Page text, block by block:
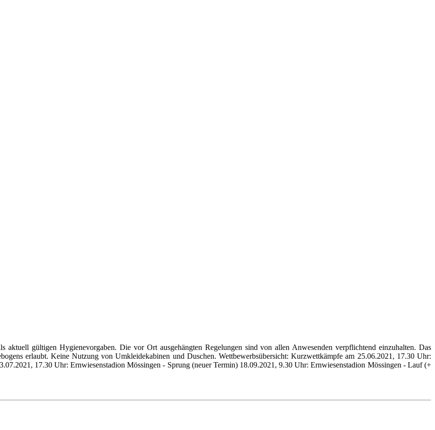
aktuell gültigen Hygienevorgaben. Die vor Ort ausgehängten Regelungen sind von allen Anwesenden verpflichtend einzuhalten. Das
erlaubt. Keine Nutzung von Umkleidekabinen und Duschen. Wettbewerbsübersicht: Kurzwettkämpfe am 25.06.2021, 17.30 Uhr:
17.30 Uhr: Ernwiesenstadion Mössingen - Sprung (neuer Termin) 18.09.2021, 9.30 Uhr: Ernwiesenstadion Mössingen - Lauf (+